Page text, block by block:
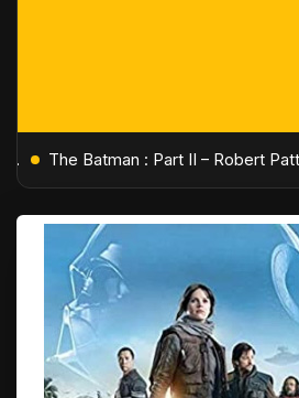
L'Âge de Glace : Le Réveil du Volcan – Manny, Sid et Diego de retour pour une aventure explosive